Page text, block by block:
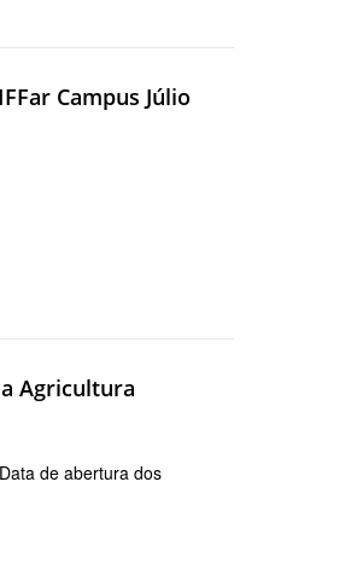
Campus Júlio
Agricultura
de abertura dos